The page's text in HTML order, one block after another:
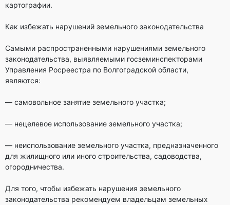
картографии.
Как избежать нарушений земельного законодательства
Самыми распространенными нарушениями земельного
законодательства, выявляемыми госземинспекторами
Управления Росреестра по Волгоградской области,
являются:
— самовольное занятие земельного участка;
— нецелевое использование земельного участка;
— неиспользование земельного участка, предназначенного
для жилищного или иного строительства, садоводства,
огородничества.
Для того, чтобы избежать нарушения земельного
законодательства рекомендуем владельцам земельных